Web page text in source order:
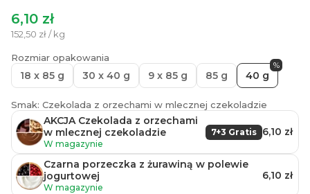
6,10 zł
152,50 zł / kg
Rozmiar opakowania
18 x 85 g 30 x 40 g 9 x 85 g 85 g 40 g
%
Smak: Czekolada z orzechami w mlecznej czekoladzie
AKCJA Czekolada z orzechami
w mlecznej czekoladzie
W magazynie
7+3 Gratis 6,10 zł
Czarna porzeczka z żurawiną w polewie
jogurtowej
W magazynie
6,10 zł